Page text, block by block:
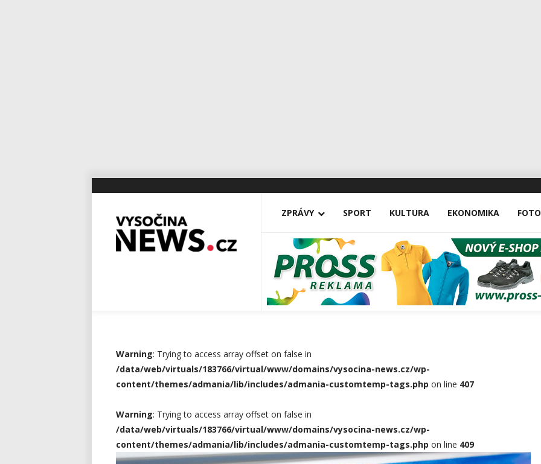
ZPRÁVY SPORT KULTURA EKONOMIKA
Warning: Trying to access array offset on false in
/data/web/virtuals/183766/virtual/www/domains/vysocina-news.cz/wp-
content/themes/admania/lib/includes/admania-customtemp-tags.php on line 407
Warning: Trying to access array offset on false in
/data/web/virtuals/183766/virtual/www/domains/vysocina-news.cz/wp-
content/themes/admania/lib/includes/admania-customtemp-tags.php on line 409